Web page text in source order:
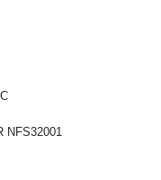
NFS32001